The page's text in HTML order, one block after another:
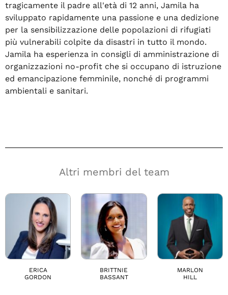
tragicamente il padre all'età di 12 anni, Jamila ha
sviluppato rapidamente una passione e una dedizione
per la sensibilizzazione delle popolazioni di rifugiati
più vulnerabili colpite da disastri in tutto il mondo.
Jamila ha esperienza in consigli di amministrazione di
organizzazioni no-profit che si occupano di istruzione
ed emancipazione femminile, nonché di programmi
ambientali e sanitari.
Altri membri del team
ERICA
GORDON
BRITTNIE
BASSANT
MARLON
HILL